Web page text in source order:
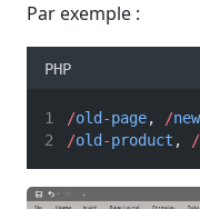
Par exemple :
PHP
/old -page, /new
/old -product , /